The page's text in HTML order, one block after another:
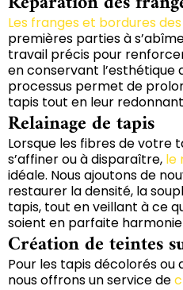
Les franges et bordures
premières parties à
travail précis pour
en conservant l’esthétique
processus permet de
tapis tout en leur
Relainage de tapis
Lorsque les fibres de votre
s’affiner ou à disparaître, le
idéale. Nous ajoutons de
restaurer la densité, la
tapis, tout en veillant à ce
soient en parfaite harmonie
Création de teintes
Pour les tapis décolorés ou
nous offrons un service de